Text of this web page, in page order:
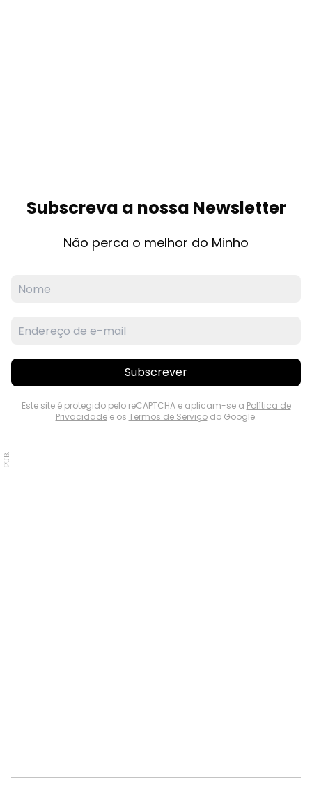
Subscreva a nossa Newsletter
Não perca o melhor do Minho
Subscrever
Este site é protegido pelo reCAPTCHA e aplicam-se a Política de
Privacidadee os Termos de Serviçodo Google.
PUB.